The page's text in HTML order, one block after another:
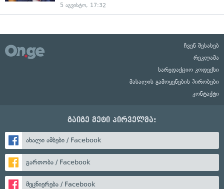
5 აგვისტო, 17:32
ჩვენ შესახებ
რეკლამა
სარედაქციო კოდექსი
მასალის გამოყენების პირობები
კონტაქტი
გაიგე მეტი პირველმა:
ახალი ამბები / Facebook
გართობა / Facebook
მეცნიერება / Facebook